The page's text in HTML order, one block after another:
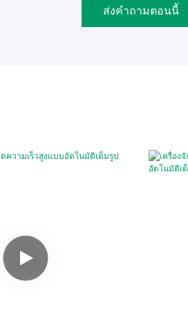
ส่งคำถามตอนนี้